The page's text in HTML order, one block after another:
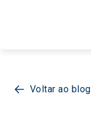
Voltar ao blog